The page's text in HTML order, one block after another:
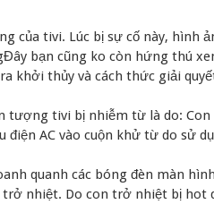
của tivi. Lúc bị sự cố này, hình
bạn cũng ko còn hứng thú
khởi thủy và cách thức giải
tượng tivi bị nhiễm từ là do:
điện AC vào cuộn khử từ do sử
quanh các bóng đèn màn
nhiệt. Do con trở nhiệt bị hot